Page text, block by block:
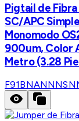
Pigtail de
SC/APC
Monomodo
900um, Color
Metro (3.28